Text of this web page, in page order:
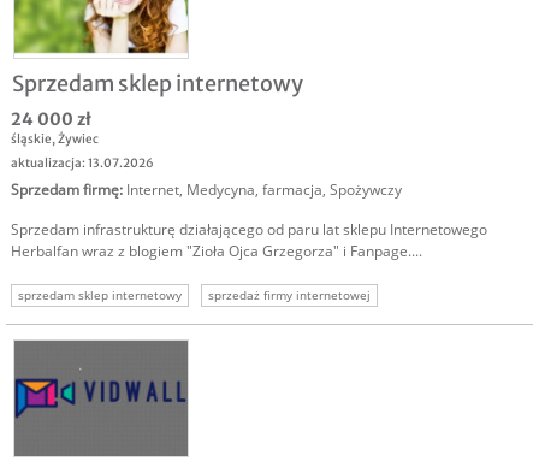
Sprzedam sklep internetowy
24 000 zł
śląskie,Żywiec
aktualizacja: 13.07.2026
Sprzedam firmę: Internet, Medycyna, farmacja, Spożywczy
Sprzedam infrastrukturę działającego od paru lat sklepu Internetowego
Herbalfan wraz z blogiem "Zioła Ojca Grzegorza" i Fanpage....
sprzedam sklep internetowy
sprzedaż firmy internetowej
sprzedaż sklep internet
biznes internetowy sprzedam biznes